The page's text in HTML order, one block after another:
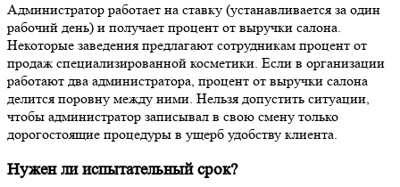
Администратор работает на ставку (устанавливается за один
рабочий день) и получает процент от выручки салона.
Некоторые заведения предлагают сотрудникам процент от
продаж специализированной косметики. Если в организации
работают два администратора, процент от выручки салона
делится поровну между ними. Нельзя допустить ситуации,
чтобы администратор записывал в свою смену только
дорогостоящие процедуры в ущерб удобству клиента.
Нужен ли испытательный срок?